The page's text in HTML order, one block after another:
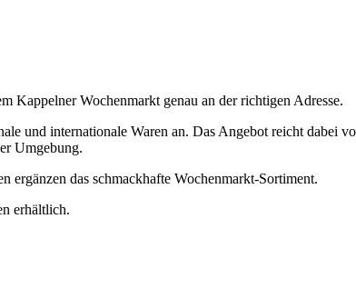
Kappelner Wochenmarkt genau an der richtigen Adresse.
und internationale Waren an. Das Angebot reicht dabei
Umgebung.
ergänzen das schmackhafte Wochenmarkt-Sortiment.
erhältlich.